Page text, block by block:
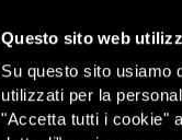
Questo sito web
Su questo sito usiamo
utilizzati per la
"Accetta tutti i cookie"
“Il governo deve
stabiliscono dove
pacifiche” – ha
Medici sono stati